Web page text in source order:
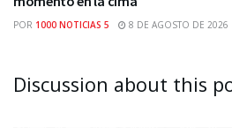
POR 1000 NOTICIAS 5 8 DE AGOSTO DE 2026
Discussion about this